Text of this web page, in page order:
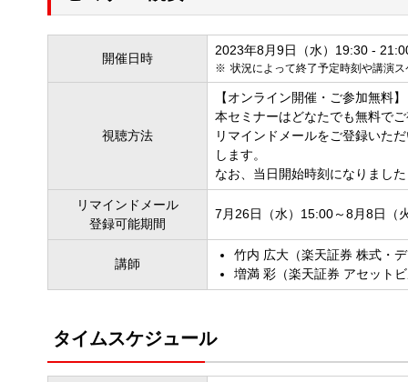
開催日時
2023年8月9日（水）19:30 -
状況によって終了予定時刻や講演
視聴方法
【オンライン開催・ご参加無料】
本セミナーはどなたでも無料で
リマインドメールをご登録いた
します。
なお、当日開始時刻になりまし
リマインドメール
登録可能期間
7月26日（水）15:00～8月8日（
講師
竹内 広大（楽天証券 株式・
増満 彩（楽天証券 アセット
タイムスケジュール